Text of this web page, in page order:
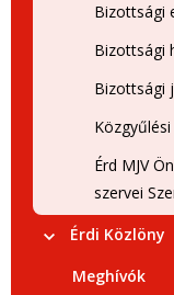
Bizottsági
Bizottsági
Bizottsági
Érd MJV
szervei
Érdi Közlöny
Meghívók